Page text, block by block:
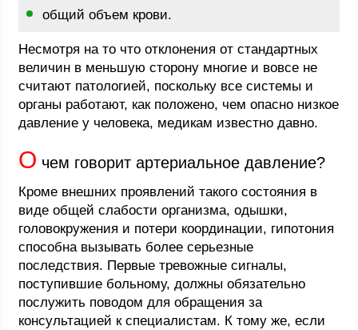
общий объем крови.
Несмотря на то что отклонения от стандартных
величин в меньшую сторону многие и вовсе не
считают патологией, поскольку все системы и
органы работают, как положено, чем опасно низкое
давление у человека, медикам известно давно.
О чем говорит артериальное давление?
Кроме внешних проявлений такого состояния в
виде общей слабости организма, одышки,
головокружения и потери координации, гипотония
способна вызывать более серьезные
последствия. Первые тревожные сигналы,
поступившие больному, должны обязательно
послужить поводом для обращения за
консультацией к специалистам. К тому же, если